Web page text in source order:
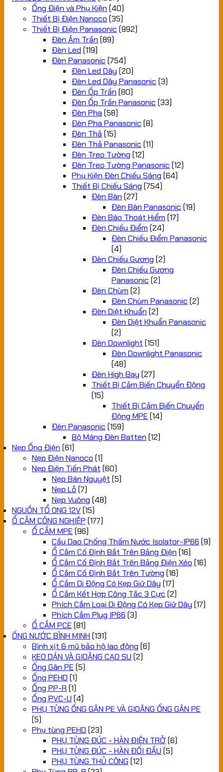
Ống Điện và Phụ Kiện (40)
Thiết Bị Điện Nanoco (35)
Thiết Bị Điện Panasonic (992)
Đèn Âm Trần (89)
Đèn Led (119)
Đèn Panasonic (754)
Đèn Led Dây (20)
Đèn Led Dây Panasonic (3)
Đèn Ốp Trần (80)
Đèn Ốp Trần Panasonic (33)
Đèn Pha (58)
Đèn Pha Panasonic (8)
Đèn Thả (15)
Đèn Thả Panasonic (11)
Đèn Treo Tường (12)
Đèn Treo Tường Panasonic (12)
Phụ Kiện Đèn Chiếu Sáng (64)
Thiết Bị Chiếu Sáng (754)
Đèn Bàn (27)
Đèn Bàn Panasonic (19)
Đèn Báo Thoát Hiểm (17)
Đèn Chiếu Điểm (24)
Đèn Chiếu Điểm Panasonic
(4)
Đèn Chiếu Gương (2)
Đèn Chiếu Gương
Panasonic (2)
Đèn Chùm (2)
Đèn Chùm Panasonic (2)
Đèn Diệt Khuẩn (2)
Đèn Diệt Khuẩn Panasonic
(2)
Đèn Downlight (151)
Đèn Downlight Panasonic
(48)
Đèn High Bay (27)
Thiết Bị Cảm Biến Chuyển Động
(15)
Thiết Bị Cảm Biến Chuyển
Động MPE (14)
Đèn Panasonic (159)
Bộ Máng Đèn Batten (12)
Nẹp Ống Điện (61)
Nẹp Điện Nanoco (1)
Nẹp Điện Tiến Phát (60)
Nẹp Bán Nguyệt (5)
Nẹp Lỗ (7)
Nẹp Vuông (48)
NGUỒN TỔ ONG 12V(15)
Ổ CẮM CÔNG NGHIỆP (177)
Ổ CẮM MPE (96)
Cầu Dao Chống Thấm Nước Isolator-IP66 (9)
Ổ Cắm Cố Định Bắt Trên Bảng Điện (16)
Ổ Cắm Cố Định Bắt Trên Bảng Điện Xéo (16)
Ổ Cắm Cố Định Bắt Trên Tường (16)
Ổ Cắm Di Động Có Kẹp Giữ Dây (17)
Ổ Cắm Kết Hợp Công Tắc 3 Cực (2)
Phích Cắm Loại Di Động Có Kẹp Giữ Dây (17)
Phích Cắm Plug IP66 (3)
Ổ CẮM PCE (81)
ỐNG NƯỚC BÌNH MINH (131)
Bình xịt & mũ bảo hộ lao động (6)
KEO DÁN VÀ GIOĂNG CAO SU (2)
Ống Gân PE (5)
Ống PEHD (1)
Ống PP-R (1)
Ống PVC-U (4)
PHỤ TÙNG ỐNG GÂN PE VÀ GIOĂNG ỐNG GÂN PE
(5)
Phụ tùng PEHD (23)
PHỤ TÙNG ĐÚC - HÀN ĐIỆN TRỞ(6)
PHỤ TÙNG ĐÚC - HÀN ĐỐI ĐẦU (5)
PHỤ TÙNG THỦ CÔNG (12)